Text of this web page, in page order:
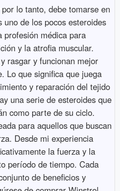
lo tanto, debe tomarse en
de los pocos esteroides
profesión médica para
y la atrofia muscular.
rasgar y funcionan mejor
Lo que significa que juega
y reparación del tejido
una serie de esteroides que
como parte de su ciclo.
para aquellos que buscan
Desde mi experiencia
la fuerza y la
período de tiempo. Cada
de beneficios y